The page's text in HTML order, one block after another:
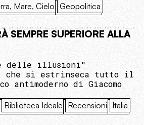
Mare, Cielo Geopolitica
SEMPRE SUPERIORE ALLA
delle illusioni"
che si estrinseca tutto il
antimoderno di Giacomo
Biblioteca Ideale Recensioni Italia